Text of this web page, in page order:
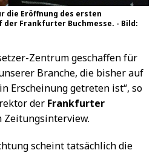
die Eröffnung des ersten
Frankfurter Buchmesse. - Bild:
Zentrum geschaffen für
Branche, die bisher auf
Erscheinung getreten ist“, so
der Frankfurter
Zeitungsinterview.
scheint tatsächlich die